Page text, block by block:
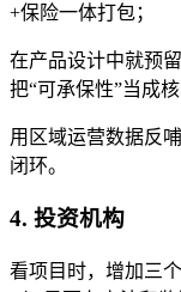
+保险一体打包；
在产品设计中就预
把“可承保性”当成核
用区域运营数据反
闭环。
4. 投资机构
看项目时，增加三个